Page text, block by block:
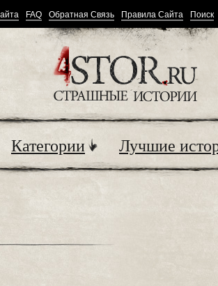
FAQ Обратная Связь Правила Сайта Поиск
Категории Лучшие